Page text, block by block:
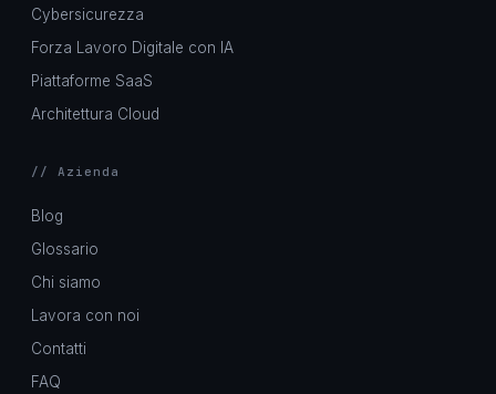
Cybersicurezza
Forza Lavoro Digitale con IA
Piattaforme SaaS
Architettura Cloud
// Azienda
Blog
Glossario
Chi siamo
Lavora con noi
Contatti
FAQ